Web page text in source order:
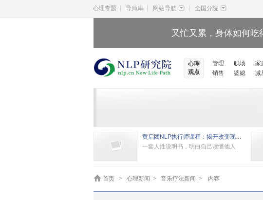
心理专题 导师库 网站导航 全国分院
又忙又累，身体如何吃
心理
观点
管理 职场 家
销售
婆媳 减
黄启团NLP执行师课程：揭开改变现状的秘密
一套人性说明书，明白自己读懂他人
首页 > 心理新闻 > 音乐疗法新闻 > 内容